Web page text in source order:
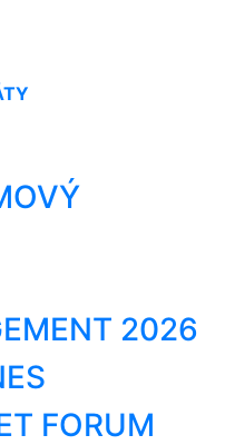
2026
FORUM